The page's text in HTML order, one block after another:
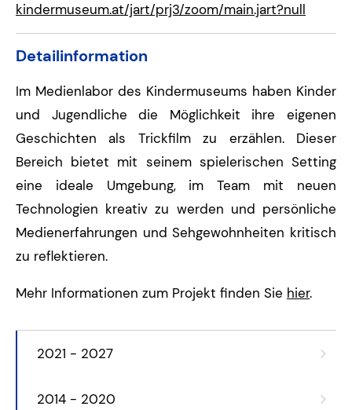
2021 - 2027
2014 - 2020
kindermuseum.at/jart/prj3/zoom/main.jart?null
Detailinformation
Im Medienlabor des Kindermuseums haben Kinder
und Jugendliche die Möglichkeit ihre eigenen
Geschichten als Trickfilm zu erzählen. Dieser
Bereich bietet mit seinem spielerischen Setting
eine ideale Umgebung, im Team mit neuen
Technologien kreativ zu werden und persönliche
Medienerfahrungen und Sehgewohnheiten kritisch
zu reflektieren.
Mehr Informationen zum Projekt finden Sie hier.